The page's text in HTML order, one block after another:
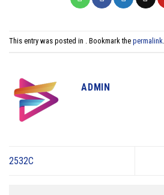
This entry was posted in . Bookmark the permalink.
ADMIN
2532C